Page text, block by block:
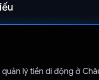
lý tiền di động ở